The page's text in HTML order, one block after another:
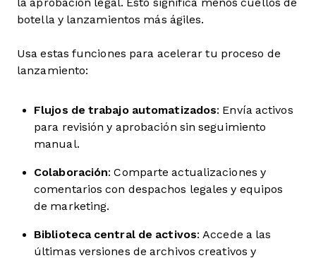
la aprobación legal. Esto significa menos cuellos de
botella y lanzamientos más ágiles.
Usa estas funciones para acelerar tu proceso de
lanzamiento:
Flujos de trabajo automatizados: Envía activos
para revisión y aprobación sin seguimiento
manual.
Colaboración: Comparte actualizaciones y
comentarios con despachos legales y equipos
de marketing.
Biblioteca central de activos: Accede a las
últimas versiones de archivos creativos y